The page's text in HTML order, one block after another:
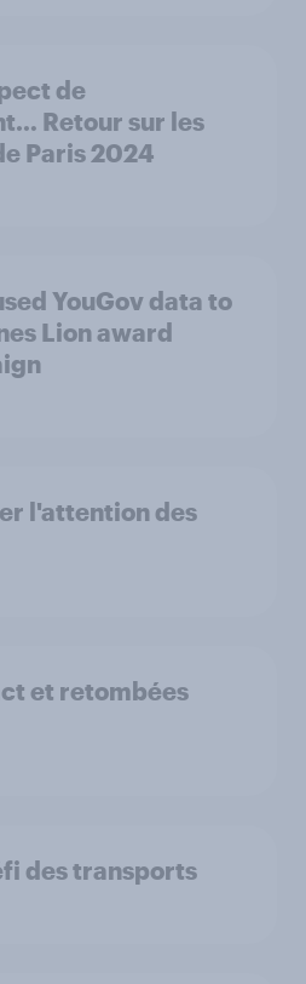
de
Retour sur les
Paris 2024
YouGov data to
Lion award
l'attention des
et retombées
des transports